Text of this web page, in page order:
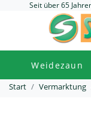
Seit über 65
Weidezaun
Start Vermarktung